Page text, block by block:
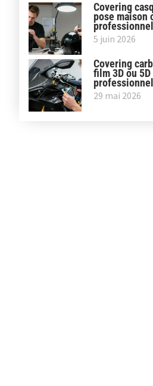
Covering
pose maison
5 juin 2026
Covering
film 3D ou
professionnel
29 mai 2026